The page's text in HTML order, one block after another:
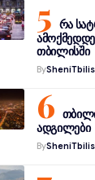
რა
თბილისში
By
ადგილები
By